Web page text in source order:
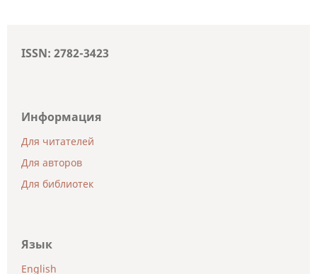
ISSN: 2782-3423
Информация
Для читателей
Для авторов
Для библиотек
Язык
English